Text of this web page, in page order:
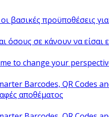
οι βασικές προϋποθέσεις
όσους σε κάνουν να είσαι
to change your
αποθέματος